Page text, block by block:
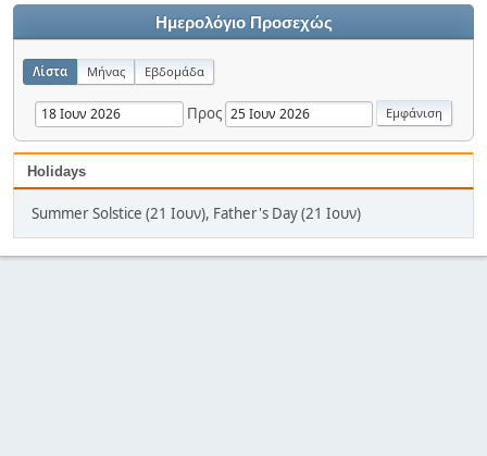
Ημερολόγιο Προσεχώς
Λίστα Μήνας Εβδομάδα
Προς
Holidays
Summer Solstice (21 Ιουν), Father's Day (21 Ιουν)